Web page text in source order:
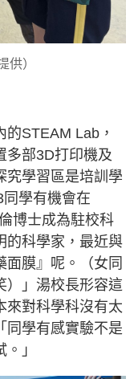
供）
STEAM Lab，
多部3D打印機及
究學習區是培訓學
學有機會在
博士成為駐校科
的科學家，最近與
面膜』呢。（女同
）」湯校長形容這
來對科學科沒有太
同學有感實驗不是
」